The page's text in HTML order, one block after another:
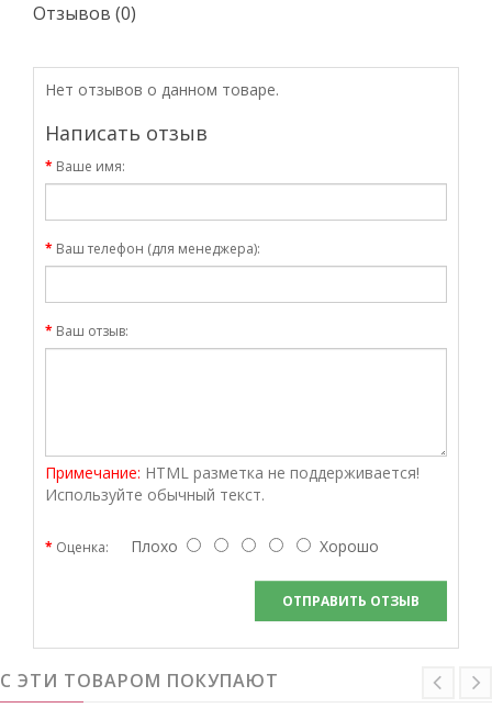
Отзывов (0)
Нет отзывов о данном товаре.
Написать отзыв
Ваше имя:
Ваш телефон (для менеджера):
Ваш отзыв:
Примечание: HTML разметка не поддерживается!
Используйте обычный текст.
Оценка: Плохо Хорошо
ОТПРАВИТЬ ОТЗЫВ
С ЭТИ ТОВАРОМ ПОКУПАЮТ